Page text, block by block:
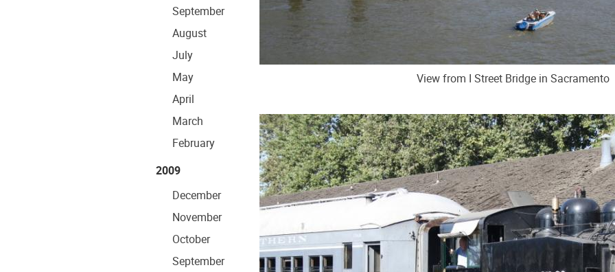
September
August
July
May
April
March
February
2009
December
November
October
September
View from I Street Bridge in Sacramento